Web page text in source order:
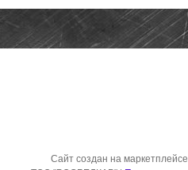
Сайт создан на маркетплейсе